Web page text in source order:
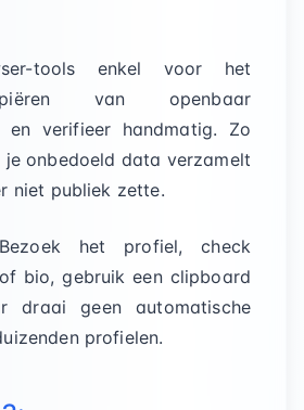
tools enkel voor het
van openbaar
en verifieer handmatig. Zo
onbedoeld data verzamelt
niet publiek zette.
het profiel, check
bio, gebruik een clipboard
draai geen automatische
profielen.